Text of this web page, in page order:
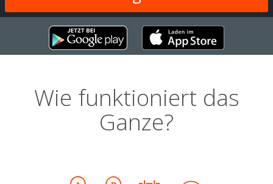
Wie funktioniert das
Ganze?